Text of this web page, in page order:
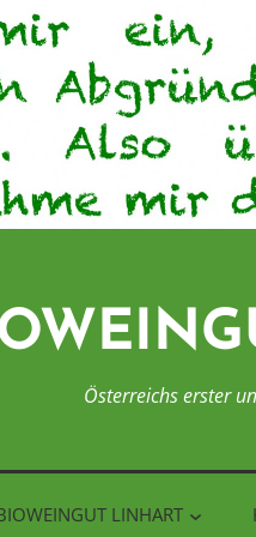
Österreichs erster
LINHART